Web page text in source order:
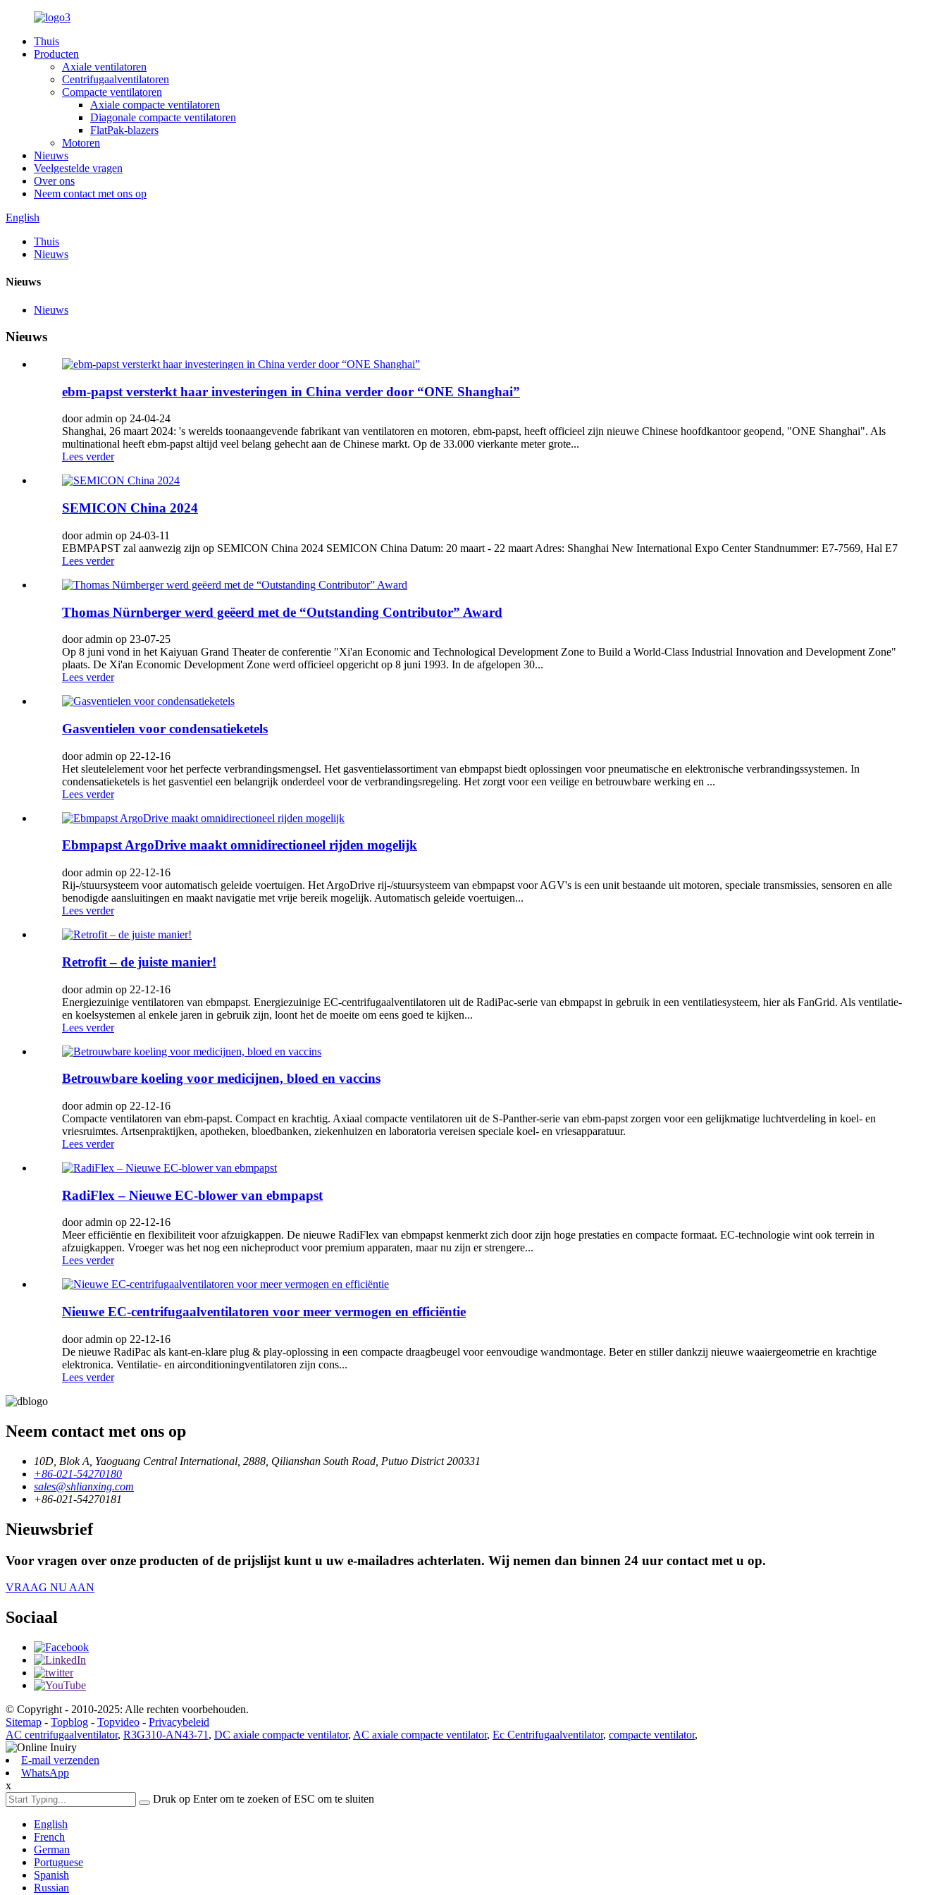
Thuis
Producten
Axiale ventilatoren
Centrifugaalventilatoren
Compacte ventilatoren
Axiale compacte ventilatoren
Diagonale compacte ventilatoren
FlatPak-blazers
Motoren
Nieuws
Veelgestelde vragen
Over ons
Neem contact met ons op
English
Thuis
Nieuws
Nieuws
Nieuws
Nieuws
ebm-papst versterkt haar investeringen in China verder door “ONE Shanghai”
door admin op 24-04-24
Shanghai, 26 maart 2024: 's werelds toonaangevende fabrikant van ventilatoren en motoren, ebm-papst, heeft officieel zijn nieuwe Chinese hoofdkantoor geopend, "ONE Shanghai". Als
multinational heeft ebm-papst altijd veel belang gehecht aan de Chinese markt. Op de 33.000 vierkante meter grote...
Lees verder
SEMICON China 2024
door admin op 24-03-11
EBMPAPST zal aanwezig zijn op SEMICON China 2024 SEMICON China Datum: 20 maart - 22 maart Adres: Shanghai New International Expo Center Standnummer: E7-7569, Hal E7
Lees verder
Thomas Nürnberger werd geëerd met de “Outstanding Contributor” Award
door admin op 23-07-25
Op 8 juni vond in het Kaiyuan Grand Theater de conferentie "Xi'an Economic and Technological Development Zone to Build a World-Class Industrial Innovation and Development Zone"
plaats. De Xi'an Economic Development Zone werd officieel opgericht op 8 juni 1993. In de afgelopen 30...
Lees verder
Gasventielen voor condensatieketels
door admin op 22-12-16
Het sleutelelement voor het perfecte verbrandingsmengsel. Het gasventielassortiment van ebmpapst biedt oplossingen voor pneumatische en elektronische verbrandingssystemen. In
condensatieketels is het gasventiel een belangrijk onderdeel voor de verbrandingsregeling. Het zorgt voor een veilige en betrouwbare werking en ...
Lees verder
Ebmpapst ArgoDrive maakt omnidirectioneel rijden mogelijk
door admin op 22-12-16
Rij-/stuursysteem voor automatisch geleide voertuigen. Het ArgoDrive rij-/stuursysteem van ebmpapst voor AGV's is een unit bestaande uit motoren, speciale transmissies, sensoren en alle
benodigde aansluitingen en maakt navigatie met vrije bereik mogelijk. Automatisch geleide voertuigen...
Lees verder
Retrofit – de juiste manier!
door admin op 22-12-16
Energiezuinige ventilatoren van ebmpapst. Energiezuinige EC-centrifugaalventilatoren uit de RadiPac-serie van ebmpapst in gebruik in een ventilatiesysteem, hier als FanGrid. Als ventilatie-
en koelsystemen al enkele jaren in gebruik zijn, loont het de moeite om eens goed te kijken...
Lees verder
Betrouwbare koeling voor medicijnen, bloed en vaccins
door admin op 22-12-16
Compacte ventilatoren van ebm-papst. Compact en krachtig. Axiaal compacte ventilatoren uit de S-Panther-serie van ebm-papst zorgen voor een gelijkmatige luchtverdeling in koel- en
vriesruimtes. Artsenpraktijken, apotheken, bloedbanken, ziekenhuizen en laboratoria vereisen speciale koel- en vriesapparatuur.
Lees verder
RadiFlex – Nieuwe EC-blower van ebmpapst
door admin op 22-12-16
Meer efficiëntie en flexibiliteit voor afzuigkappen. De nieuwe RadiFlex van ebmpapst kenmerkt zich door zijn hoge prestaties en compacte formaat. EC-technologie wint ook terrein in
afzuigkappen. Vroeger was het nog een nicheproduct voor premium apparaten, maar nu zijn er strengere...
Lees verder
Nieuwe EC-centrifugaalventilatoren voor meer vermogen en efficiëntie
door admin op 22-12-16
De nieuwe RadiPac als kant-en-klare plug & play-oplossing in een compacte draagbeugel voor eenvoudige wandmontage. Beter en stiller dankzij nieuwe waaiergeometrie en krachtige
elektronica. Ventilatie- en airconditioningventilatoren zijn cons...
Lees verder
Neem contact met ons op
10D, Blok A, Yaoguang Central International, 2888, Qilianshan South Road, Putuo District 200331
+86-021-54270180
sales@shlianxing.com
+86-021-54270181
Nieuwsbrief
Voor vragen over onze producten of de prijslijst kunt u uw e-mailadres achterlaten. Wij nemen dan binnen 24 uur contact met u op.
VRAAG NU AAN
Sociaal
© Copyright - 2010-2025: Alle rechten voorbehouden.
Sitemap - Topblog - Topvideo - Privacybeleid
AC centrifugaalventilator, R3G310-AN43-71 , DC axiale compacte ventilator, AC axiale compacte ventilator, Ec Centrifugaalventilator, compacte ventilator,
E-mail verzenden
WhatsApp
x
Druk op Enter om te zoeken of ESC om te sluiten
English
French
German
Portuguese
Spanish
Russian